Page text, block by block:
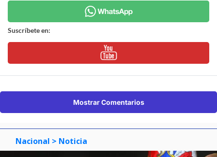
Suscríbete en:
Mostrar Comentarios
Nacional > Noticia